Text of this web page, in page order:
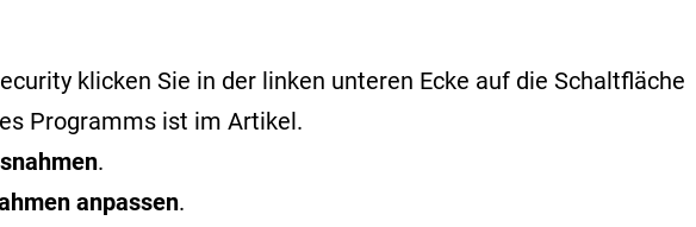
klicken Sie in der linken unteren Ecke auf die Schaltfläche
Programms ist im Artikel.
.
anpassen.